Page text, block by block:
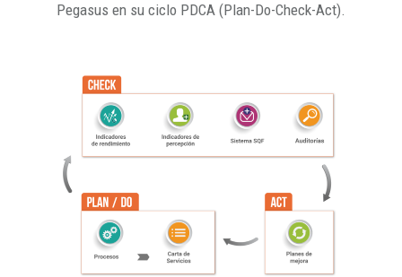
Pegasus en su ciclo PDCA (Plan-Do-Check-Act).